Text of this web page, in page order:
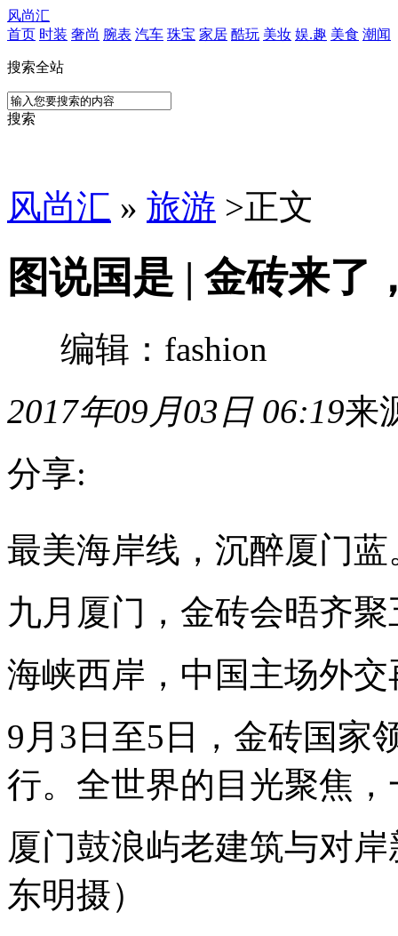
风尚汇
首页 时装 奢尚 腕表 汽车 珠宝 家居 酷玩 美妆 娱.趣 美食 潮闻
搜索全站
搜索
风尚汇 » 旅游 >正文
图说国是 | 金砖来了
编辑：fashion
2017年09月03日 06:19来
分享:
美
海
线，
沉
醉
门
蓝。
月
厦
金
砖
晤
齐
五
洲
最美海岸线，沉醉厦门蓝
九月厦门，金砖会晤齐
海峡西岸，中国主场外
9月3日至5日，金砖国家
行。全世界的目光聚焦
厦门鼓浪屿老建筑与对
东明摄）